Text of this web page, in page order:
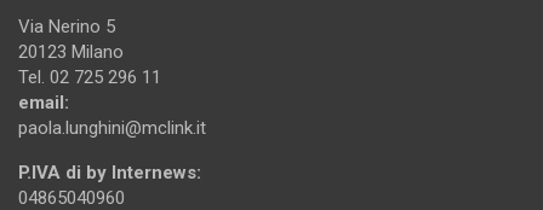
Via Nerino 5
20123 Milano
Tel. 02 725 296 11
email:
paola.lunghini@mclink.it
P.IVA di by Internews:
04865040960